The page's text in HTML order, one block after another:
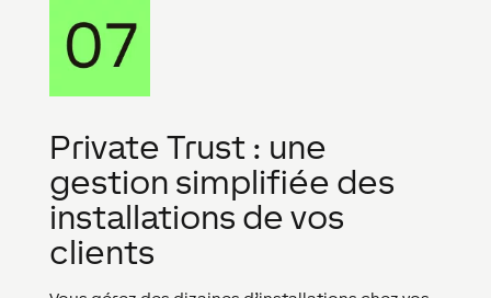
Private Trust : une
gestion simplifiée des
installations de vos
clients